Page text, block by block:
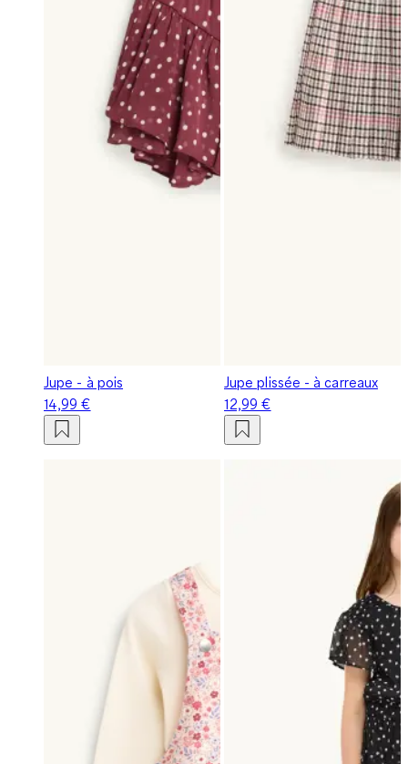
Jupe - à pois
14,99 €
Jupe plissée - à carreaux
12,99 €